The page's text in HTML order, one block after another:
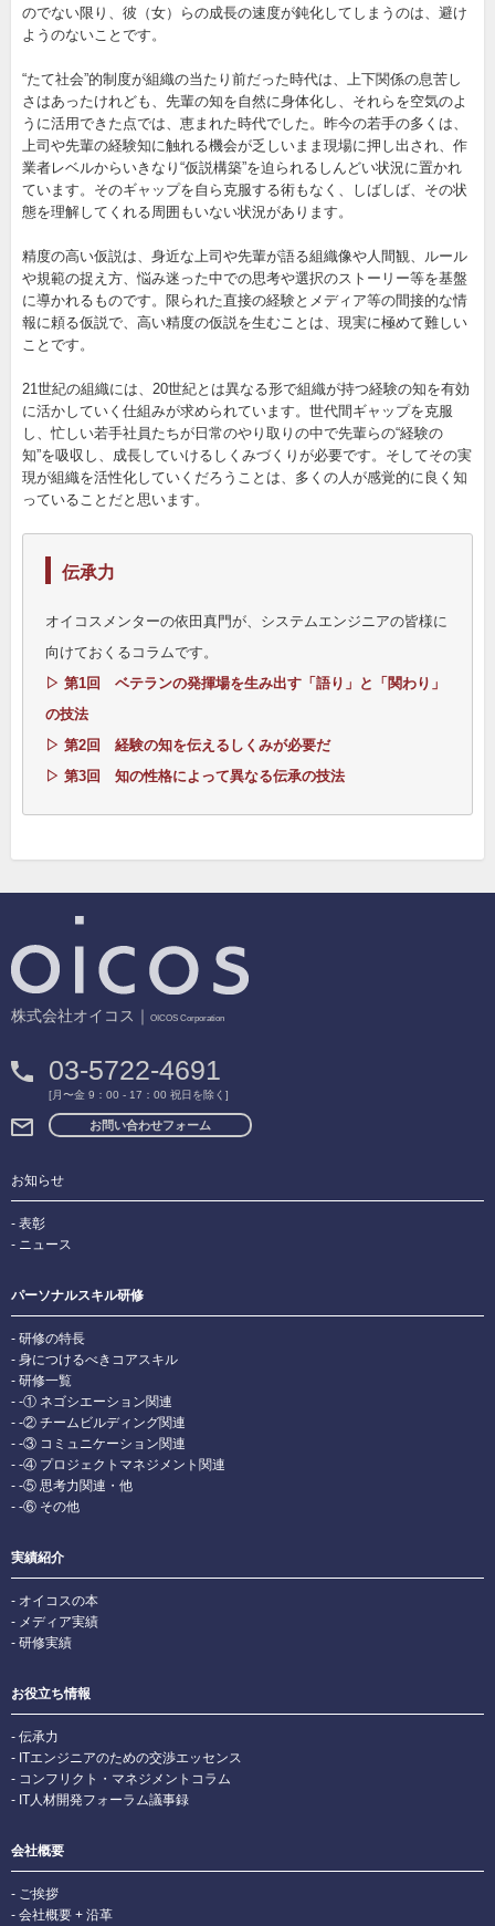
のでない限り、彼（女）らの成長の速度が鈍化してしまうのは、避け
ようのないことです。
“たて社会”的制度が組織の当たり前だった時代は、上下関係の息苦し
さはあったけれども、先輩の知を自然に身体化し、それらを空気のよ
うに活用できた点では、恵まれた時代でした。昨今の若手の多くは、
上司や先輩の経験知に触れる機会が乏しいまま現場に押し出され、作
業者レベルからいきなり“仮説構築”を迫られるしんどい状況に置かれ
ています。そのギャップを自ら克服する術もなく、しばしば、その状
態を理解してくれる周囲もいない状況があります。
精度の高い仮説は、身近な上司や先輩が語る組織像や人間観、ルール
や規範の捉え方、悩み迷った中での思考や選択のストーリー等を基盤
に導かれるものです。限られた直接の経験とメディア等の間接的な情
報に頼る仮説で、高い精度の仮説を生むことは、現実に極めて難しい
ことです。
21世紀の組織には、20世紀とは異なる形で組織が持つ経験の知を有効
に活かしていく仕組みが求められています。世代間ギャップを克服
し、忙しい若手社員たちが日常のやり取りの中で先輩らの“経験の
知”を吸収し、成長していけるしくみづくりが必要です。そしてその実
現が組織を活性化していくだろうことは、多くの人が感覚的に良く知
っていることだと思います。
伝承力
オイコスメンターの依田真門が、システムエンジニアの皆様に
向けておくるコラムです。
▷ 第1回 ベテランの発揮場を生み出す「語り」と「関わり」
の技法
▷ 第2回 経験の知を伝えるしくみが必要だ
▷ 第3回 知の性格によって異なる伝承の技法
株式会社オイコス｜ OICOS Corporation
03-5722-4691
[月〜金 9：00 - 17：00 祝日を除く]
お問い合わせフォーム
お知らせ
表彰
ニュース
パーソナルスキル研修
研修の特長
身につけるべきコアスキル
研修一覧
-① ネゴシエーション関連
-② チームビルディング関連
-③ コミュニケーション関連
-④ プロジェクトマネジメント関連
-⑤ 思考力関連・他
-⑥ その他
実績紹介
オイコスの本
メディア実績
研修実績
お役立ち情報
伝承力
ITエンジニアのための交渉エッセンス
コンフリクト・マネジメントコラム
IT人材開発フォーラム議事録
会社概要
ご挨拶
会社概要 + 沿革